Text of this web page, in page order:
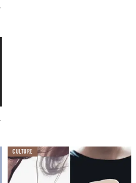
かけるようになった「ボボ」
（ブルジョワーズ・ボヘミ
不自由なく気ままに暮らす人々
スター”だということのよう。
CULTURE